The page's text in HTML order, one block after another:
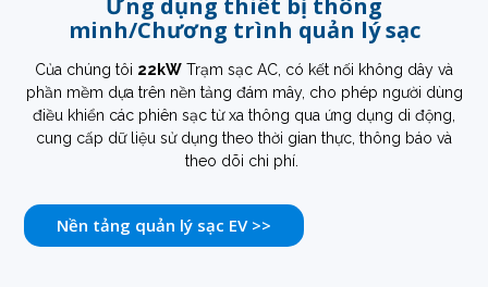
minh/Chương trình quản lý sạc
Của chúng tôi 22kW Trạm sạc AC, có kết nối không dây và
phần mềm dựa trên nền tảng đám mây, cho phép người dùng
điều khiển các phiên sạc từ xa thông qua ứng dụng di động,
cung cấp dữ liệu sử dụng theo thời gian thực, thông báo và
theo dõi chi phí.
Nền tảng quản lý sạc EV >>